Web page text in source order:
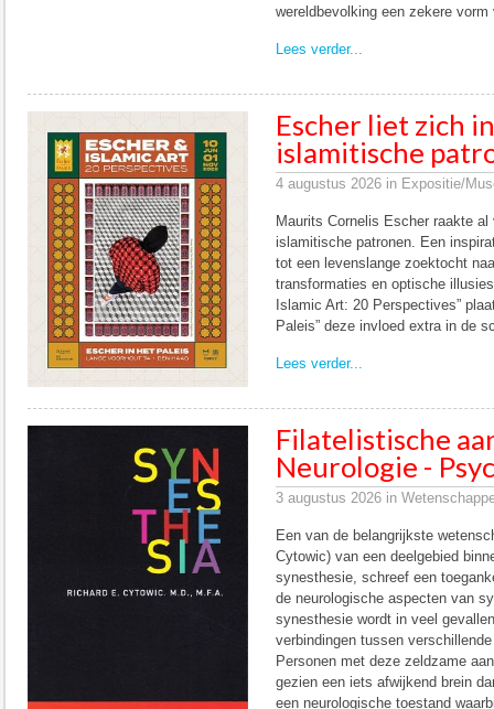
wereldbevolking een zekere
Lees verder...
Escher liet zich
islamitische
4 augustus 2026 in Expositie/
Maurits Cornelis Escher raakte
islamitische patronen. Een
tot een levenslange zoektocht
transformaties en optische
Islamic Art: 20 Perspectives”
Paleis” deze invloed extra in de
Lees verder...
Filatelistische
Neurologie -
3 augustus 2026 in
Een van de belangrijkste
Cytowic) van een deelgebied
synesthesie, schreef een
de neurologische aspecten van
synesthesie wordt in veel
verbindingen tussen
Personen met deze zeldzame
gezien een iets afwijkend brein
een neurologische toestand